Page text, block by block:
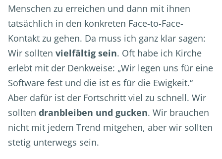
Menschen zu erreichen und dann mit ihnen
tatsächlich in den konkreten Face-to-Face-
Kontakt zu gehen. Da muss ich ganz klar sagen:
Wir sollten vielfältig sein. Oft habe ich Kirche
erlebt mit der Denkweise: „Wir legen uns für eine
Software fest und die ist es für die Ewigkeit.“
Aber dafür ist der Fortschritt viel zu schnell. Wir
sollten dranbleiben und gucken. Wir brauchen
nicht mit jedem Trend mitgehen, aber wir sollten
stetig unterwegs sein.